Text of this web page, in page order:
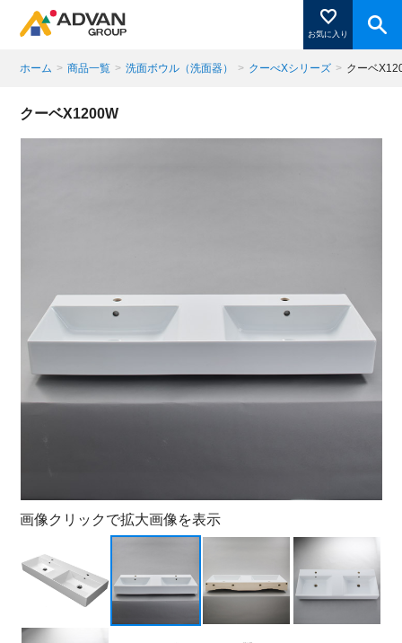
お気に入り
商品ページにある「お気に入り登録」を押すと登録した
商品がここに表示されます。
ホーム > 商品一覧 > 洗面ボウル（洗面器） > クーべXシリーズ > クーベ
クーベX1200W
画像クリックで拡大画像を表示